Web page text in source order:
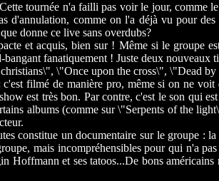
tournée n'a failli pas voir le jour, comme
d'annulation, comme on l'a déjà vu pour
donne ce live sans overdubs?
et acquis, bien sur ! Même si le groupe
fanatiquement ! Juste deux
\"Once upon the cross\", \"Dead
filmé de manière pro, même si on ne
est très bon. Par contre, c'est le son qui
albums (comme sur \"Serpents of the
constitue un documentaire sur le groupe :
mais incompréhensibles pour qui n'a
Hoffmann et ses tatoos...De bons